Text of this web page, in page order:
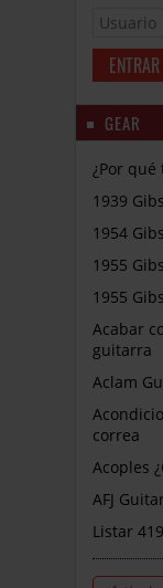
GEAR
¿Por
1939
1954
1955
1955
Acabar
guitarra
Aclam
correa
Acoples
AFJ
Listar